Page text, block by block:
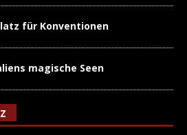
für Konventionen
magische Seen